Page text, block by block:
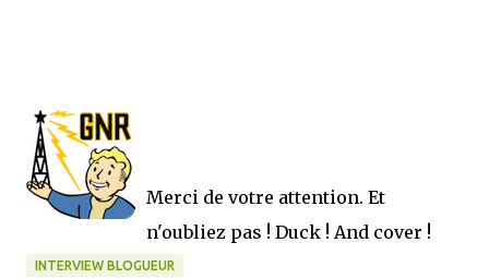
Merci de votre attention. Et
n'oubliez pas ! Duck ! And cover !
INTERVIEW BLOGUEUR